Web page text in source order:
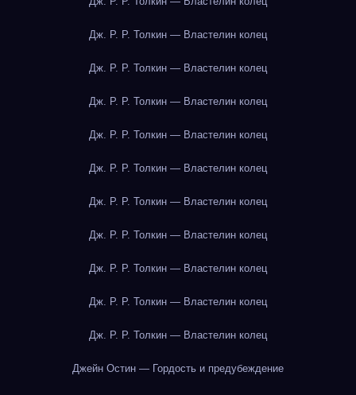
Дж. Р. Р. Толкин — Властелин колец
Дж. Р. Р. Толкин — Властелин колец
Дж. Р. Р. Толкин — Властелин колец
Дж. Р. Р. Толкин — Властелин колец
Дж. Р. Р. Толкин — Властелин колец
Дж. Р. Р. Толкин — Властелин колец
Дж. Р. Р. Толкин — Властелин колец
Дж. Р. Р. Толкин — Властелин колец
Дж. Р. Р. Толкин — Властелин колец
Дж. Р. Р. Толкин — Властелин колец
Джейн Остин — Гордость и предубеждение